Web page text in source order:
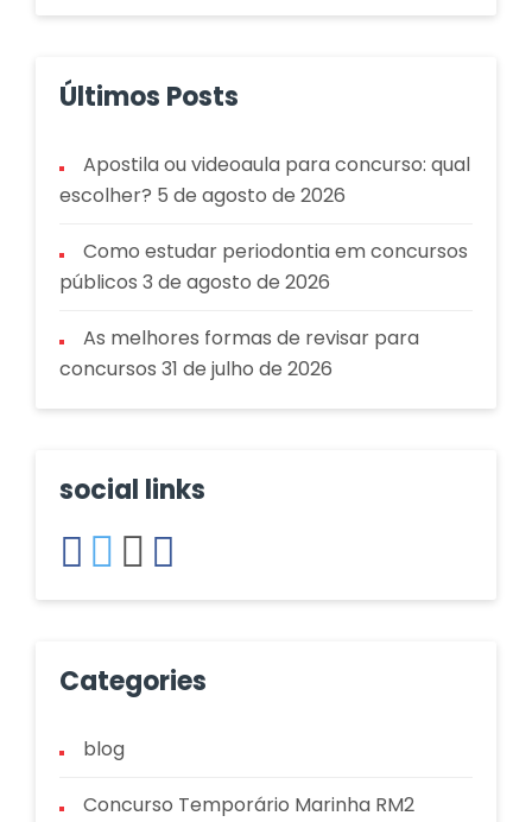
Últimos Posts
Apostila ou videoaula para concurso: qual
escolher? 5 de agosto de 2026
Como estudar periodontia em concursos
públicos 3 de agosto de 2026
As melhores formas de revisar para
concursos 31 de julho de 2026
social links
Categories
blog
Concurso Temporário Marinha RM2